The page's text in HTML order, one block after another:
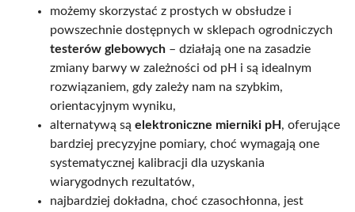
możemy skorzystać z prostych w obsłudze i
powszechnie dostępnych w sklepach ogrodniczych
testerów glebowych – działają one na zasadzie
zmiany barwy w zależności od pH i są idealnym
rozwiązaniem, gdy zależy nam na szybkim,
orientacyjnym wyniku,
alternatywą są elektroniczne mierniki pH , oferujące
bardziej precyzyjne pomiary, choć wymagają one
systematycznej kalibracji dla uzyskania
wiarygodnych rezultatów,
najbardziej dokładna, choć czasochłonna, jest